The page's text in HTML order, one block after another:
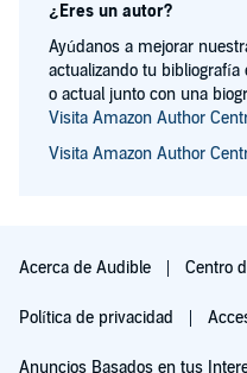
¿Eres un autor?
Ayúdanos a mejorar
actualizando tu
o actual junto con una
Visita Amazon Author
Visita Amazon Author
Acerca de Audible Centro
Política de privacidad
Anuncios Basados en tus